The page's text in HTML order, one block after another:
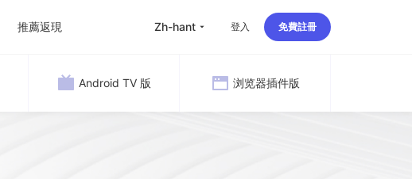
推薦返現 zh-hant 登入 免費註冊
Android TV 版 浏览器插件版